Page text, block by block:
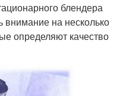
блендера
внимание на несколько
определяют качество